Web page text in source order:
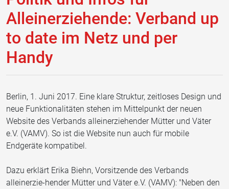
Alleinerziehende: Verband up
to date im Netz und per
Handy
Berlin, 1. Juni 2017. Eine klare Struktur, zeitloses Design und
neue Funktionalitäten stehen im Mittelpunkt der neuen
Website des Verbands alleinerziehender Mütter und Väter
e.V. (VAMV). So ist die Website nun auch für mobile
Endgeräte kompatibel.
Dazu erklärt Erika Biehn, Vorsitzende des Verbands
alleinerzie-hender Mütter und Väter e.V. (VAMV): "Neben den